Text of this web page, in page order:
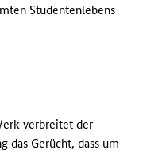
Studentenlebens
verbreitet der
das Gerücht, dass um